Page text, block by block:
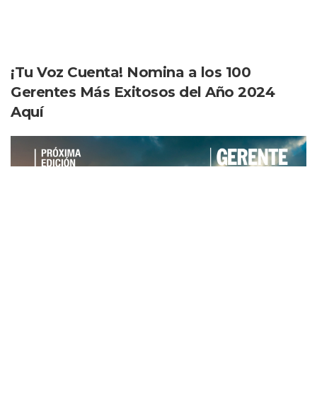
¡Tu Voz Cuenta! Nomina a los 100
Gerentes Más Exitosos del Año 2024
Aquí